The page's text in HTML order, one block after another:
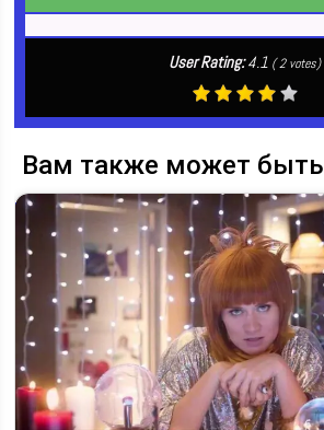
User Rating:4.1 (2votes)
Вам также может быть